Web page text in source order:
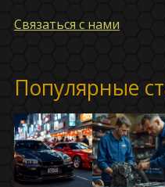
Связаться с нами
Популярные